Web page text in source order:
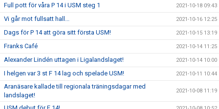
Full pott för våra P 14 i USM steg 1 2021-10-18 09:43
Vi går mot fullsatt hall... 2021-10-16 12:25
Dags för P 14 att göra sitt första USM! 2021-10-15 13:19
Franks Café 2021-10-14 11:25
Alexander Lindén uttagen i Ligalandslaget! 2021-10-14 10:00
I helgen var 3 st F 14 lag och spelade USM! 2021-10-11 10:44
Aranäsare kallade till regionala träningsdagar med
landslaget!
2021-10-08 11:19